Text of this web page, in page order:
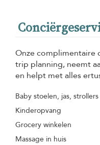
Onze complimentaire
trip planning, neemt
en helpt met alles
Baby stoelen, jas, strollers
Kinderopvang
Grocery winkelen
Massage in huis